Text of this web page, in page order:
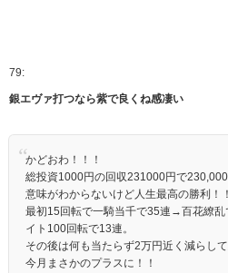
79:
銀エヴァ打つなら紫で良くね感凄い
かどおわ！！！
総投資1000円の回収231000円で230,000
意味がわからないけど人生最高の勝利！！
最初15回転で一騎当千で35連→百花繚
イト100回転で13連。
その後は何も当たらず2万円近く減らして
今月まさかのプラスに！！